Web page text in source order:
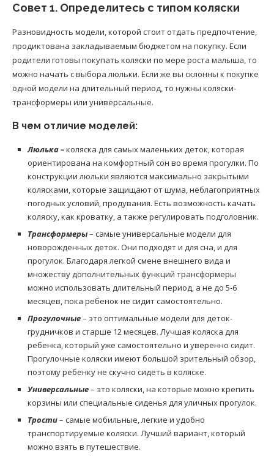
Совет 1. Определитесь с типом коляски
Разновидность модели, которой стоит отдать предпочтение,
продиктована закладываемым бюджетом на покупку. Если
родители готовы покупать коляски по мере роста малыша, то
можно начать с выбора люльки. Если же вы склонны к покупке
одной модели на длительный период, то нужны коляски-
трансформеры или универсальные.
В чем отличие моделей:
Люлька –коляска для самых маленьких деток, которая
ориентирована на комфортный сон во время прогулки. По
конструкции люльки являются максимально закрытыми
колясками, которые защищают от шума, неблагоприятных
погодных условий, продувания. Есть возможность качать
коляску, как кроватку, а также регулировать подголовник.
Трансформеры– самые универсальные модели для
новорожденных деток. Они подходят и для сна, и для
прогулок. Благодаря легкой смене внешнего вида и
множеству дополнительных функций трансформеры
можно использовать длительный период, а не до 5-6
месяцев, пока ребенок не сидит самостоятельно.
Прогулочные– это оптимальные модели для деток-
грудничков и старше 12 месяцев. Лучшая коляска для
ребенка, который уже самостоятельно и уверенно сидит.
Прогулочные коляски имеют большой зрительный обзор,
поэтому ребенку не скучно сидеть в коляске.
Универсальные– это коляски, на которые можно крепить
корзины или специальные сиденья для уличных прогулок.
Трости– самые мобильные, легкие и удобно
транспортируемые коляски. Лучший вариант, который
можно взять в путешествие.